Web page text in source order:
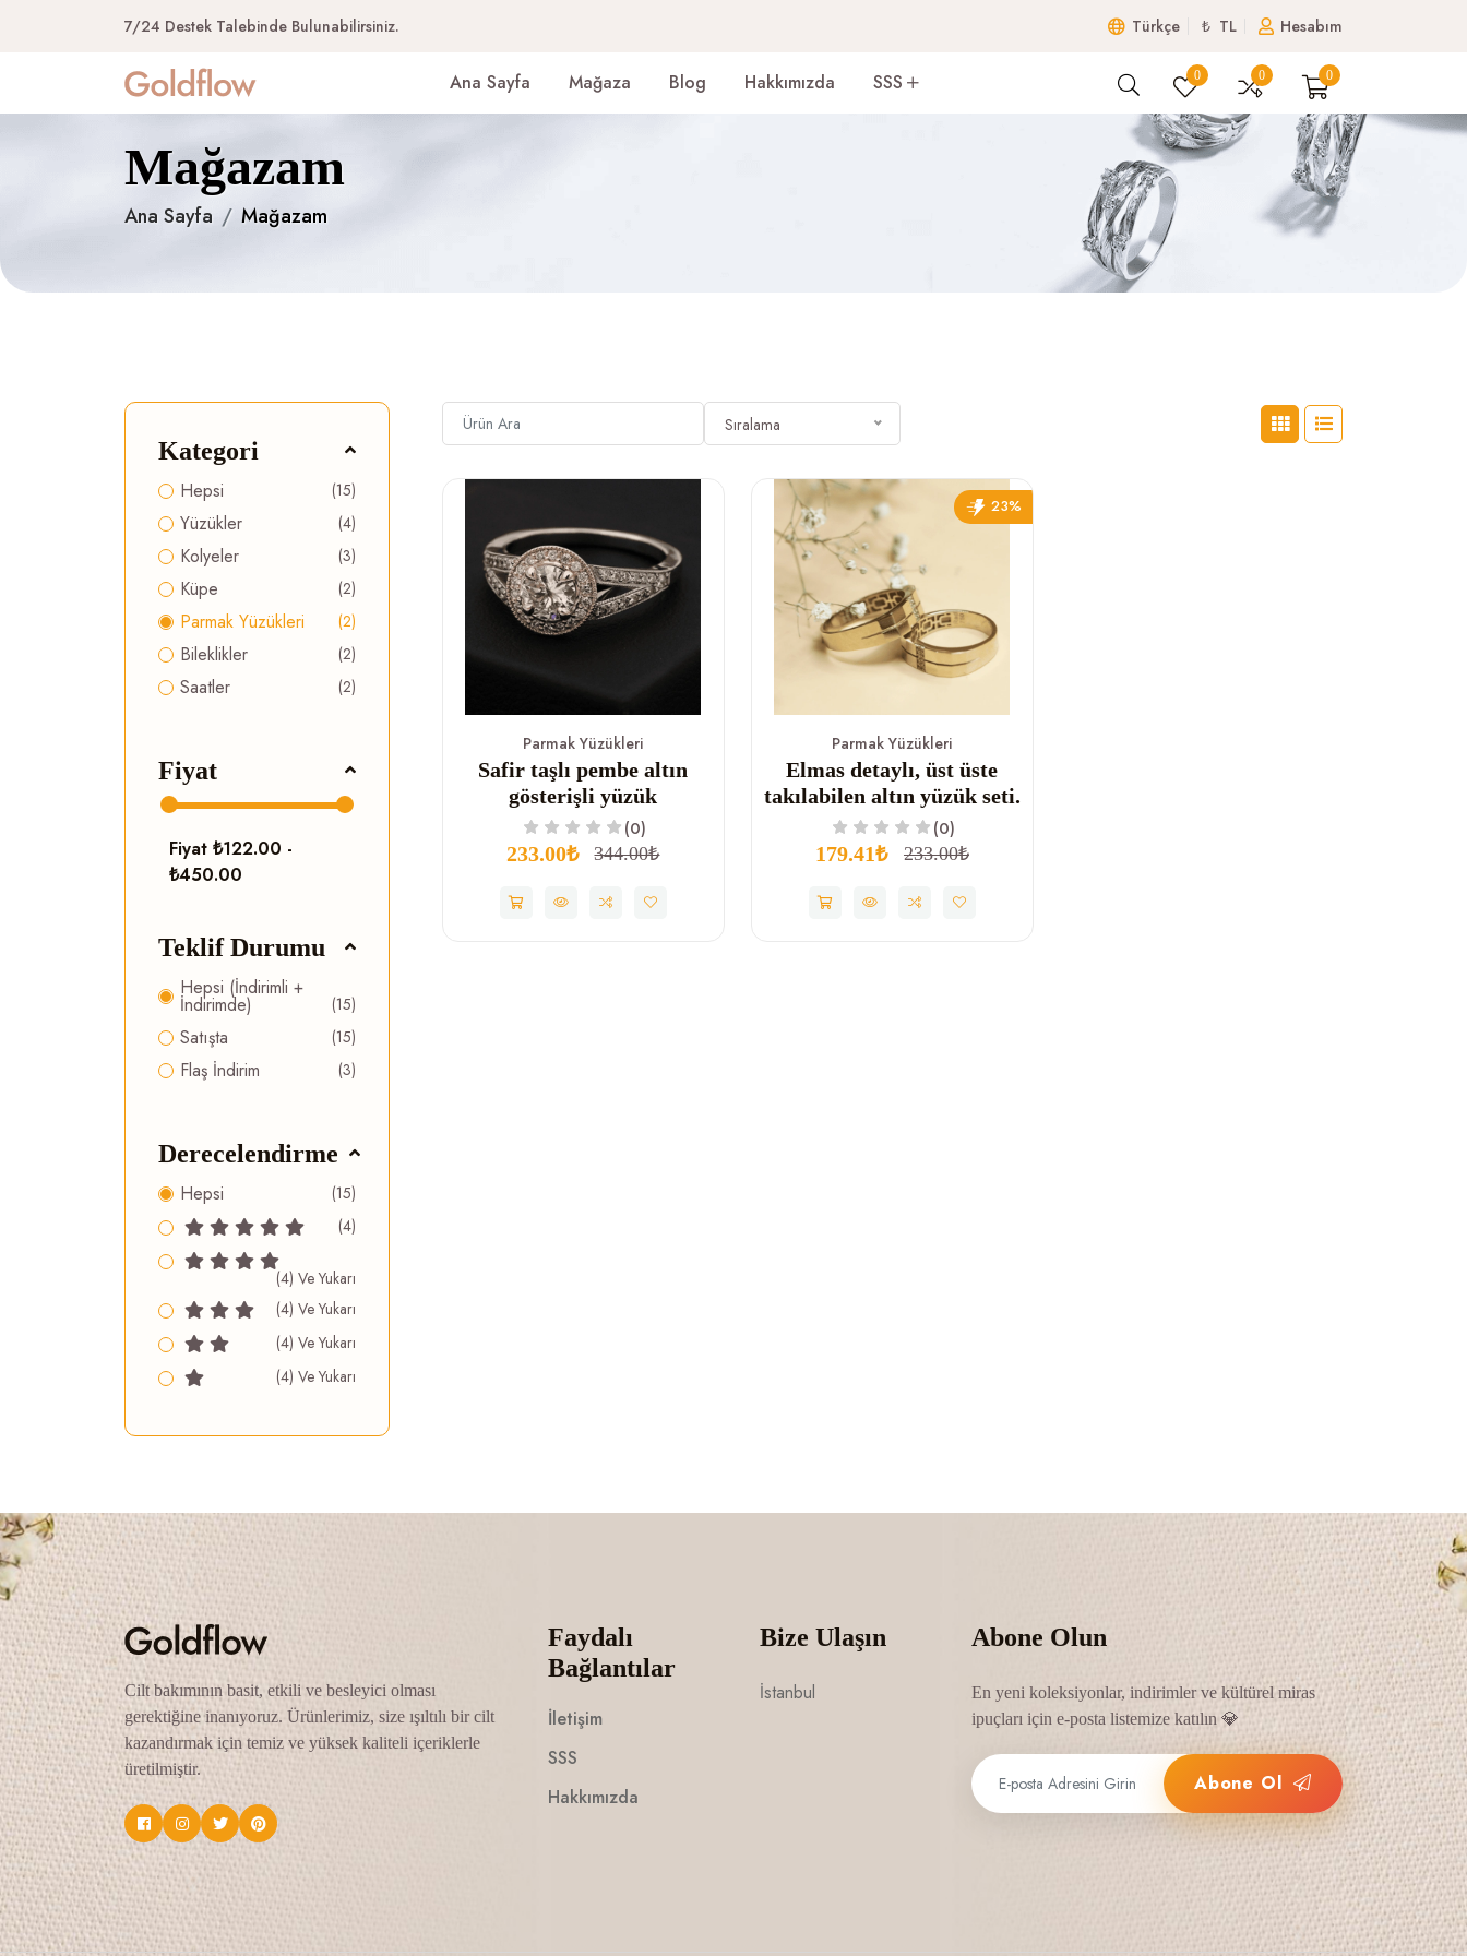
7/24 Destek Talebinde Bulunabilirsiniz. Türkçe ₺ TL Hesabım
Ana Sayfa Mağaza Blog Hakkımızda SSS 0 0 0
Mağazam
Ana Sayfa Mağazam
Kategori
Hepsi (15)
Yüzükler (4)
Kolyeler (3)
Küpe (2)
Parmak Yüzükleri (2)
Bileklikler (2)
Saatler (2)
Fiyat
Fiyat ₺122.00 -
₺450.00
Teklif Durumu
Hepsi (İndirimli +
İndirimde) (15)
Satışta (15)
Flaş İndirim (3)
Derecelendirme
Hepsi
(15)
(4)
(4) Ve Yukarı
(4) Ve Yukarı
(4) Ve Yukarı
(4) Ve Yukarı
Sıralama
Parmak Yüzükleri
Safir taşlı pembe altın
gösterişli yüzük
(0)
233.00₺
344.00₺
Parmak Yüzükleri
Elmas detaylı, üst üste
takılabilen altın yüzük seti.
(0)
179.41₺
233.00₺
23%
Cilt bakımının basit, etkili ve besleyici olması
gerektiğine inanıyoruz. Ürünlerimiz, size ışıltılı bir cilt
kazandırmak için temiz ve yüksek kaliteli içeriklerle
üretilmiştir.
Faydalı
Bağlantılar
İletişim
SSS
Hakkımızda
Bize Ulaşın
İstanbul
Abone Olun
En yeni koleksiyonlar, indirimler ve kültürel miras
ipuçları için e-posta listemize katılın 💎
Abone Ol